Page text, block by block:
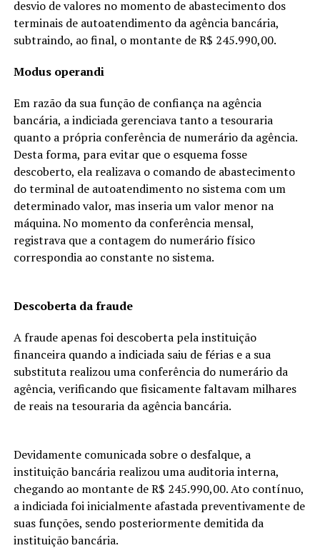
desvio de valores no momento de abastecimento dos
terminais de autoatendimento da agência bancária,
subtraindo, ao final, o montante de R$ 245.990,00.
Modus operandi
Em razão da sua função de confiança na agência
bancária, a indiciada gerenciava tanto a tesouraria
quanto a própria conferência de numerário da agência.
Desta forma, para evitar que o esquema fosse
descoberto, ela realizava o comando de abastecimento
do terminal de autoatendimento no sistema com um
determinado valor, mas inseria um valor menor na
máquina. No momento da conferência mensal,
registrava que a contagem do numerário físico
correspondia ao constante no sistema.
Descoberta da fraude
A fraude apenas foi descoberta pela instituição
financeira quando a indiciada saiu de férias e a sua
substituta realizou uma conferência do numerário da
agência, verificando que fisicamente faltavam milhares
de reais na tesouraria da agência bancária.
Devidamente comunicada sobre o desfalque, a
instituição bancária realizou uma auditoria interna,
chegando ao montante de R$ 245.990,00. Ato contínuo,
a indiciada foi inicialmente afastada preventivamente de
suas funções, sendo posteriormente demitida da
instituição bancária.